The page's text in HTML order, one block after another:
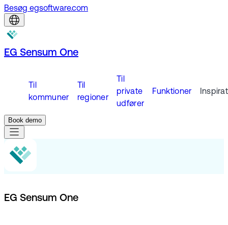
Besøg egsoftware.com
EG Sensum One
Til
kommuner
Til
regioner
Til
private
udfører
Funktioner
Book demo
EG Sensum One